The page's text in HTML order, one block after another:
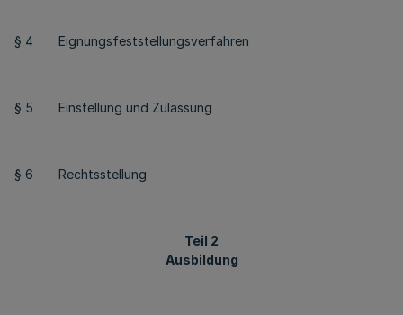
§ 4 Eignungsfeststellungsverfahren
§ 5 Einstellung und Zulassung
§ 6 Rechtsstellung
Teil 2
Ausbildung